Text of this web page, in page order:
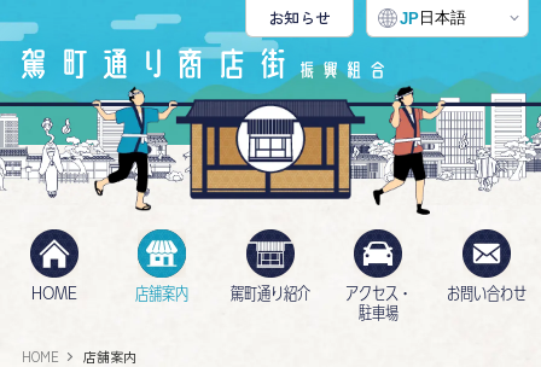
HOME 店舗案内 駕町通り紹介
アクセス・
駐車場
お問い合わせ
お知らせ JP 日本語
HOME 店舗案内